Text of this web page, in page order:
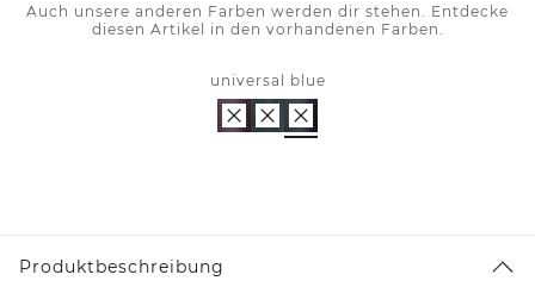
Auch unsere anderen Farben werden dir stehen. Entdecke
diesen Artikel in den vorhandenen Farben.
universal blue
Produktbeschreibung